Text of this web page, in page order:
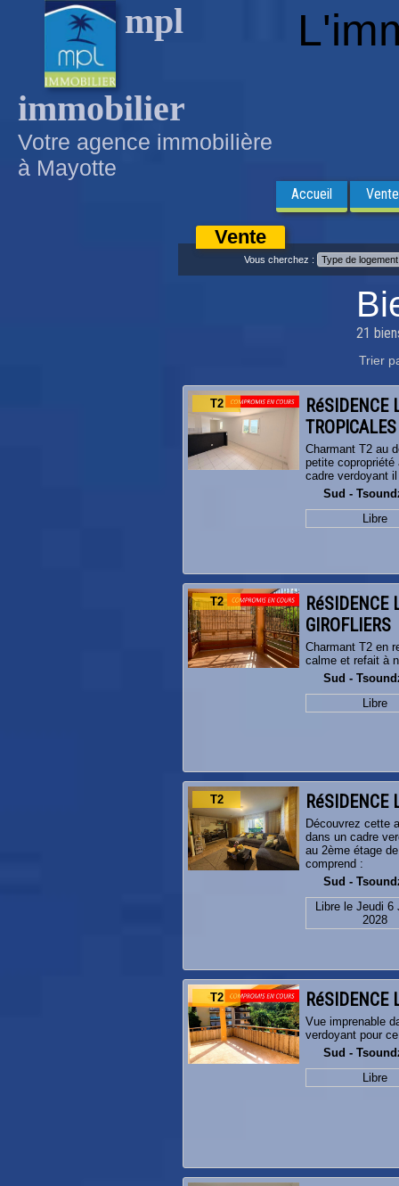
mpl
immobilier
Votre agence immobilière
à Mayotte
Accueil
Vente
Vous cherchez :
21
Trier
T2
RéSIDENCE
TROPICALES
Charmant T2 au
petite
cadre verdoyant
Sud -
Libre
T2
RéSIDENCE
GIROFLIERS
Charmant T2 en
calme et refait à
Sud -
Libre
T2 RéSIDENCE
Découvrez cette
dans un cadre
au 2ème étage
comprend :
Sud -
Libre le Jeudi 6
2028
T2 RéSIDENCE
Vue imprenable
verdoyant pour
Sud -
Libre